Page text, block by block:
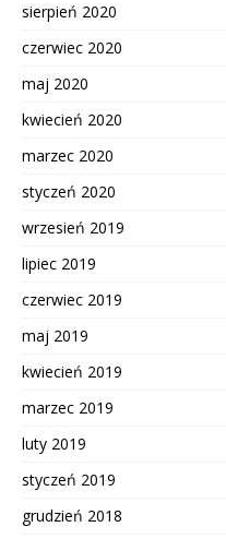
sierpień 2020
czerwiec 2020
maj 2020
kwiecień 2020
marzec 2020
styczeń 2020
wrzesień 2019
lipiec 2019
czerwiec 2019
maj 2019
kwiecień 2019
marzec 2019
luty 2019
styczeń 2019
grudzień 2018